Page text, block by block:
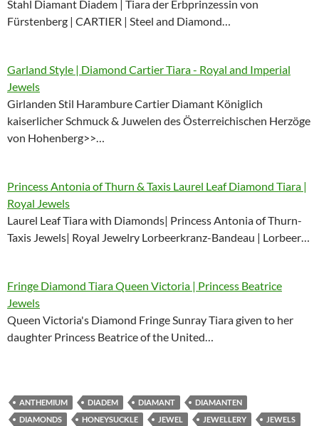
Stahl Diamant Diadem | Tiara der Erbprinzessin von
Fürstenberg | CARTIER | Steel and Diamond…
Garland Style | Diamond Cartier Tiara - Royal and Imperial
Jewels
Girlanden Stil Harambure Cartier Diamant Königlich
kaiserlicher Schmuck & Juwelen des Österreichischen Herzöge
von Hohenberg>>…
Princess Antonia of Thurn & Taxis Laurel Leaf Diamond Tiara |
Royal Jewels
Laurel Leaf Tiara with Diamonds| Princess Antonia of Thurn-
Taxis Jewels| Royal Jewelry Lorbeerkranz-Bandeau | Lorbeer…
Fringe Diamond Tiara Queen Victoria | Princess Beatrice
Jewels
Queen Victoria's Diamond Fringe Sunray Tiara given to her
daughter Princess Beatrice of the United…
ANTHEMIUM DIADEM DIAMANT
DIAMANTEN
DIAMONDS
HONEYSUCKLE JEWEL JEWELLERY
JEWELS